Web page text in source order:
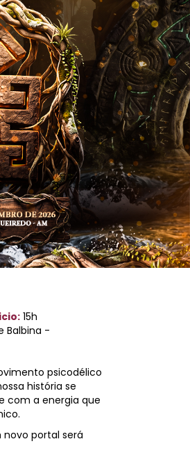
15h
Balbina -
psicodélico
história se
com a energia que
novo portal será